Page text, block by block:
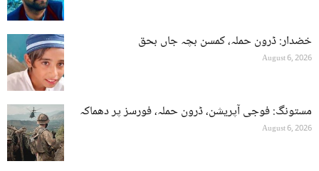
خضدار: ڈرون حملہ، کمسن بچہ جاں بحق
August 6, 2026
مستونگ: فوجی آپریشن، ڈرون حملہ، فورسز پر دھماکہ
August 6, 2026